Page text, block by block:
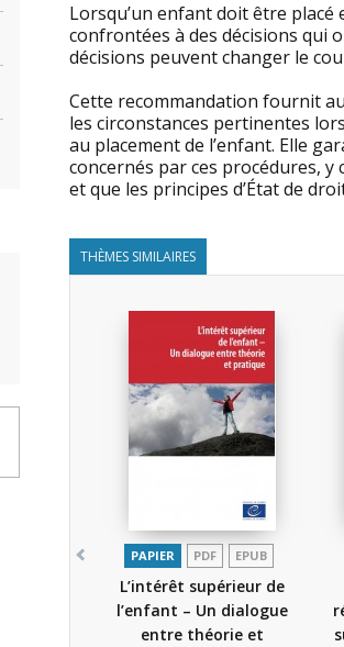
Lorsqu’un enfant doit être
confrontées à des décisions qui
décisions peuvent changer le
Cette recommandation fournit
les circonstances pertinentes
au placement de l’enfant. Elle
concernés par ces procédures,
et que les principes d’État de
THÈMES SIMILAIRES
PAPIER PDF EPUB
L’intérêt supérieur de
l’enfant – Un dialogue
entre théorie et